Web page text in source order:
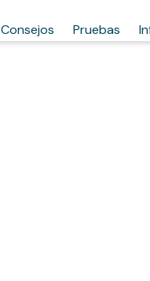
Consejos Pruebas